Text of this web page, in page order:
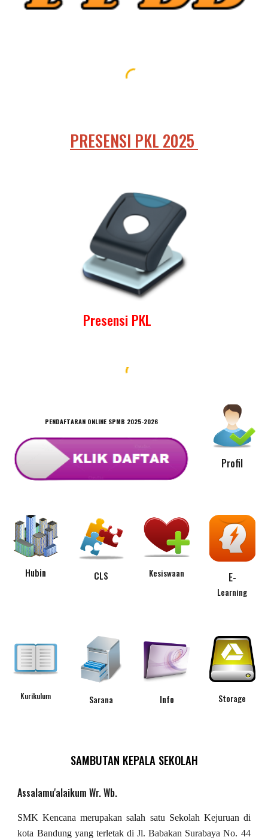
PRESENSI PKL 2025
Presensi PKL
PENDAFTARAN ONLINE SPMB 2025-2026
Profil
Hubin CLS Kesiswaan E-
Learning
Kurikulum Sarana Info Storage
SAMBUTAN KEPALA SEKOLAH
Assalamu'alaikum Wr. Wb.
SMK Kencana merupakan salah satu Sekolah Kejuruan di
kota Bandung yang terletak di Jl. Babakan Surabaya No. 44